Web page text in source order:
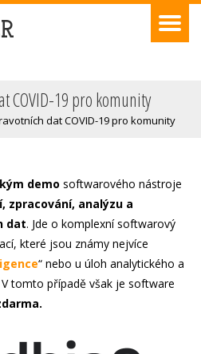
COVID-19 pro komunity
dat COVID-19 pro komunity
demo softwarového nástroje
zpracování, analýzu a
dat. Jde o komplexní softwarový
které jsou známy nejvíce
“ nebo u úloh analytického a
tomto případě však je software